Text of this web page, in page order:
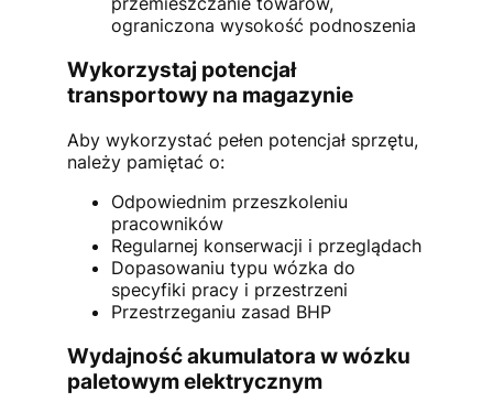
ograniczona wysokość podnoszenia
Wykorzystaj potencjał
transportowy na magazynie
Aby wykorzystać pełen potencjał sprzętu,
należy pamiętać o:
Odpowiednim przeszkoleniu
pracowników
Regularnej konserwacji i przeglądach
Dopasowaniu typu wózka do
specyfiki pracy i przestrzeni
Przestrzeganiu zasad BHP
Wydajność akumulatora w wózku
paletowym elektrycznym